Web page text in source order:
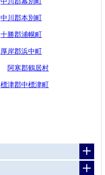
中川郡本別町
十勝郡浦幌町
厚岸郡浜中町
阿寒郡鶴居村
標津郡中標津町